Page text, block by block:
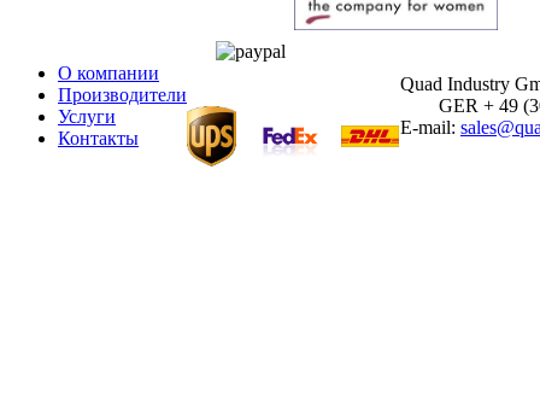
О компании
Производители
Услуги
Контакты
Quad Industry
GER + 49
E-mail: